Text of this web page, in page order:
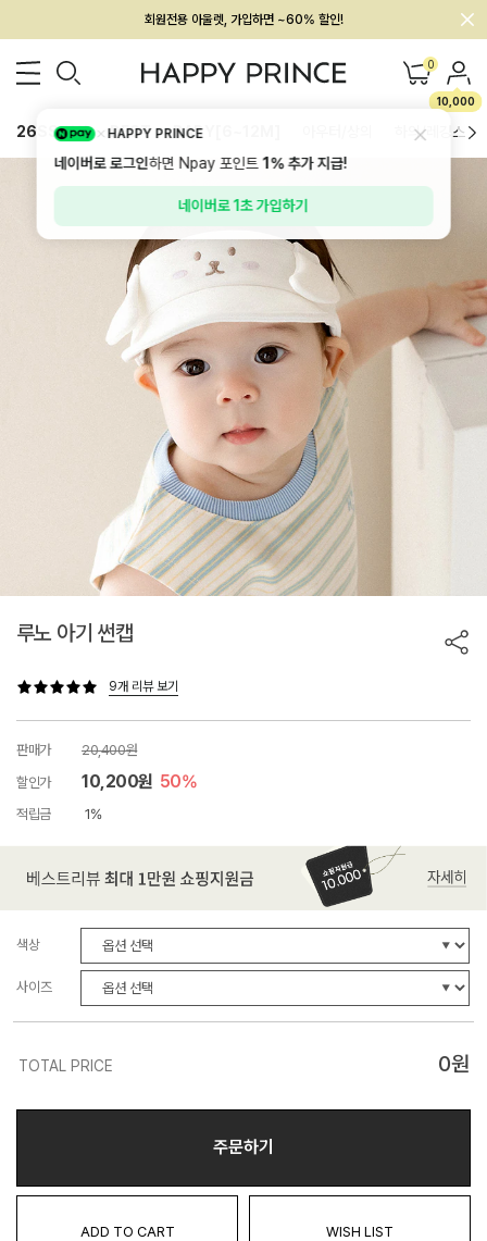
회원전용 아울렛, 가입하면 ~60% 할인!
멤버십 최대 28,000원 혜택 0
10,000
26SS 신상 BEST BABY[6~12M] 하의/레깅스
루노 아기 썬캡
9개 리뷰 보기
판매가
20,400원
할인가
10,200원 50%
적립금 1%
색상
사이즈
TOTAL PRICE 0원
주문하기
ADD TO CART WISH LIST
HAPPY PRINCE
네이버로 로그인하면 Npay 포인트1%추가 지급!
네이버로 1초 가입하기